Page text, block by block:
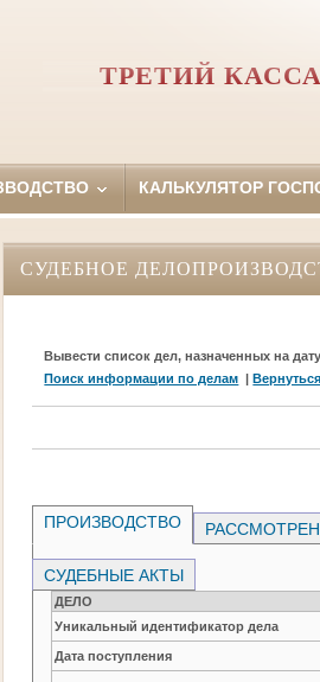
ТРЕТИЙ
КАЛЬКУЛЯТОР
СУДЕБНОЕ
Вывести список дел, назначенных на дату
Поиск информации по делам |
ПРОИЗВОДСТВО
СУДЕБНЫЕ АКТЫ
ДЕЛО
Уникальный идентификатор дела
Дата поступления